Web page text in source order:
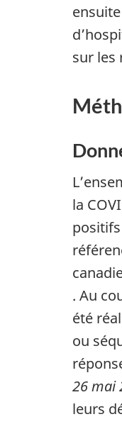
sur les
la
. Au
été
ou
26 mai
leurs